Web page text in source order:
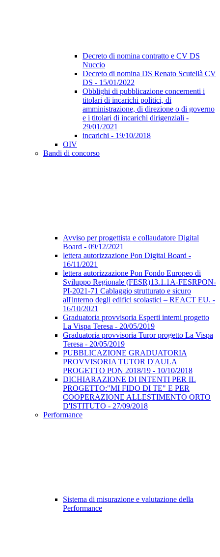
Decreto di nomina contratto e CV DS
Nuccio
Decreto di nomina DS Renato Scutellà CV
DS - 15/01/2022
Obblighi di pubblicazione concernenti i
titolari di incarichi politici, di
amministrazione, di direzione o di governo
e i titolari di incarichi dirigenziali -
29/01/2021
incarichi - 19/10/2018
OIV
Bandi di concorso
Avviso per progettista e collaudatore Digital
Board - 09/12/2021
lettera autorizzazione Pon Digital Board -
16/11/2021
lettera autorizzazione Pon Fondo Europeo di
Sviluppo Regionale (FESR)13.1.1A-FESRPON-
PI-2021-71 Cablaggio strutturato e sicuro
all'interno degli edifici scolastici – REACT EU. -
16/10/2021
Graduatoria provvisoria Esperti interni progetto
La Vispa Teresa - 20/05/2019
Graduatoria provvisoria Turor progetto La Vispa
Teresa - 20/05/2019
PUBBLICAZIONE GRADUATORIA
PROVVISORIA TUTOR D'AULA
PROGETTO PON 2018/19 - 10/10/2018
DICHIARAZIONE DI INTENTI PER IL
PROGETTO:"MI FIDO DI TE" E PER
COOPERAZIONE ALLESTIMENTO ORTO
D'ISTITUTO - 27/09/2018
Performance
Sistema di misurazione e valutazione della
Performance